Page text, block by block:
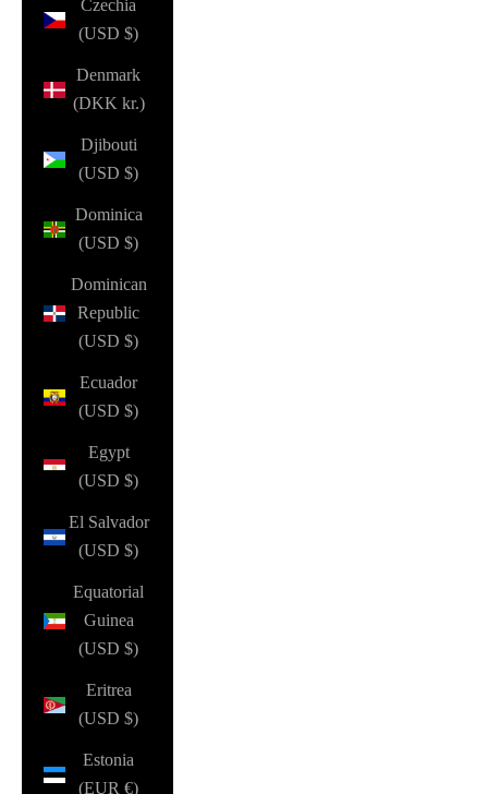
Czechia
(USD $)
Denmark
(DKK kr.)
Djibouti
(USD $)
Dominica
(USD $)
Dominican
Republic
(USD $)
Ecuador
(USD $)
Egypt
(USD $)
El Salvador
(USD $)
Equatorial
Guinea
(USD $)
Eritrea
(USD $)
Estonia
(EUR €)